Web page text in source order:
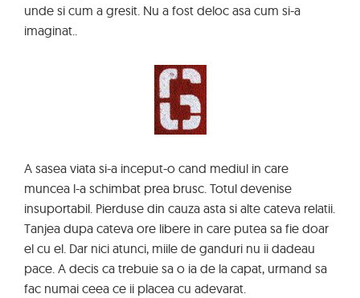
unde si cum a gresit. Nu a fost deloc asa cum si-a
imaginat..
A sasea viata si-a inceput-o cand mediul in care
muncea l-a schimbat prea brusc. Totul devenise
insuportabil. Pierduse din cauza asta si alte cateva relatii.
Tanjea dupa cateva ore libere in care putea sa fie doar
el cu el. Dar nici atunci, miile de ganduri nu ii dadeau
pace. A decis ca trebuie sa o ia de la capat, urmand sa
fac numai ceea ce ii placea cu adevarat.